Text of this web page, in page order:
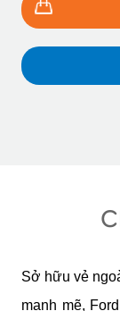
Sở hữu vẻ
mạnh mẽ,